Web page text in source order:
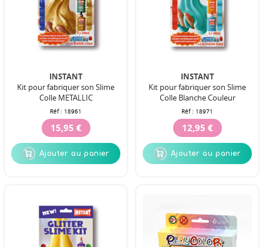
INSTANT
Kit pour fabriquer son Slime
Colle METALLIC
Réf : 18961
15,95 €
Ajouter au panier
INSTANT
Kit pour fabriquer son Slime
Colle Blanche Couleur
Réf : 18971
12,95 €
Ajouter au panier